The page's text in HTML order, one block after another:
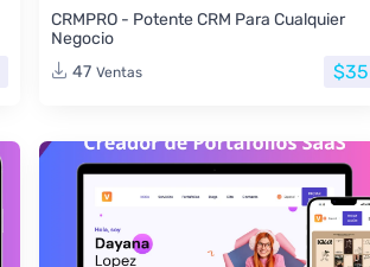
CRMPRO - Potente CRM Para Cualquier
Negocio
47 Ventas $35